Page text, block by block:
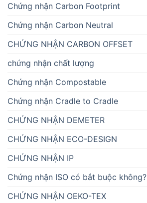
Chứng nhận Carbon Footprint
Chứng nhận Carbon Neutral
CHỨNG NHẬN CARBON OFFSET
chứng nhận chất lượng
Chứng nhận Compostable
Chứng nhận Cradle to Cradle
CHỨNG NHẬN DEMETER
CHỨNG NHẬN ECO-DESIGN
CHỨNG NHẬN IP
Chứng nhận ISO có bắt buộc không?
CHỨNG NHẬN OEKO-TEX